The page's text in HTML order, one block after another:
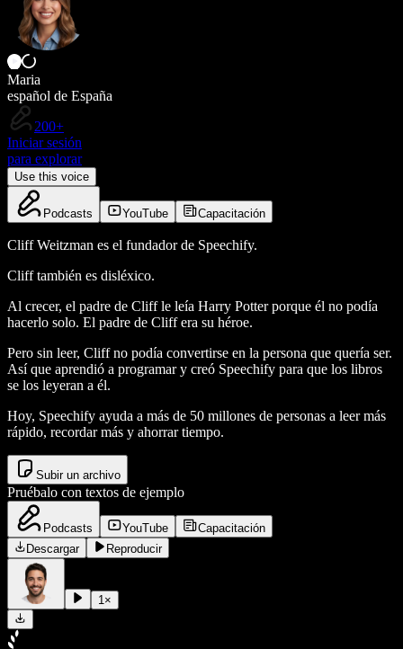
Maria
español de España
200+
Iniciar sesión
para explorar
Use this voice
Podcasts YouTube Capacitación
Cliff Weitzman es el fundador de Speechify.
Cliff también es disléxico.
Al crecer, el padre de Cliff le leía Harry Potter porque él no podía
hacerlo solo. El padre de Cliff era su héroe.
Pero sin leer, Cliff no podía convertirse en la persona que quería ser.
Así que aprendió a programar y creó Speechify para que los libros
se los leyeran a él.
Hoy, Speechify ayuda a más de 50 millones de personas a leer más
rápido, recordar más y ahorrar tiempo.
Subir un archivo
Pruébalo con textos de ejemplo
Podcasts YouTube
Capacitación
Descargar
Reproducir
1 ×